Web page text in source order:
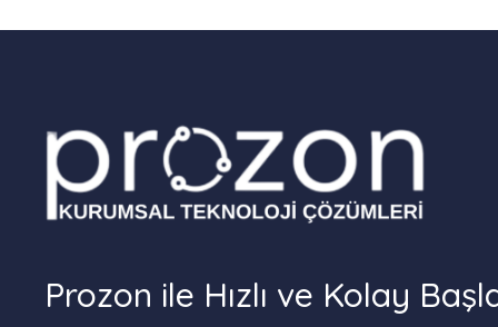
Prozon ile Hızlı ve Kolay